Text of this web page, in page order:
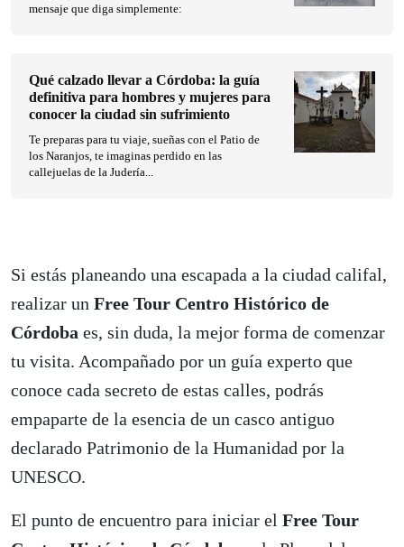
Si estás planeando una escapada a la ciudad califal,
realizar un Free Tour Centro Histórico de
Córdoba es, sin duda, la mejor forma de comenzar
tu visita. Acompañado por un guía experto que
conoce cada secreto de estas calles, podrás
empaparte de la esencia de un casco antiguo
declarado Patrimonio de la Humanidad por la
UNESCO.
El punto de encuentro para iniciar el Free Tour
mensaje que diga simplemente:
Qué calzado llevar a Córdoba: la guía
definitiva para hombres y mujeres para
conocer la ciudad sin sufrimiento
Te preparas para tu viaje, sueñas con el Patio de
los Naranjos, te imaginas perdido en las
callejuelas de la Judería...